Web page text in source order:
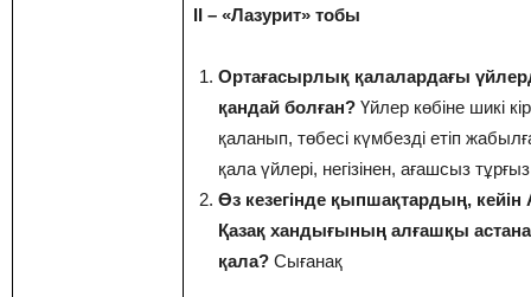
II – «Лазурит» тобы
Ортағасырлық қалалардағы
қандай болған? Үйлер көбіне шикі
қаланып, төбесі күмбезді етіп
қала үйлері, негізінен, ағашсыз
Өз кезегінде қыпшақтардың,
Қазақ хандығының алғашқы
қала? Сығанақ